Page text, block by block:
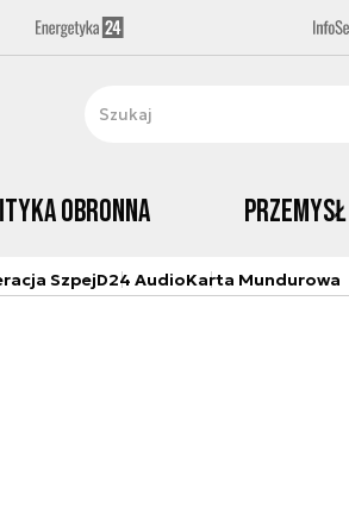
obronna
SzpejD24 AudioKarta Mundurowa